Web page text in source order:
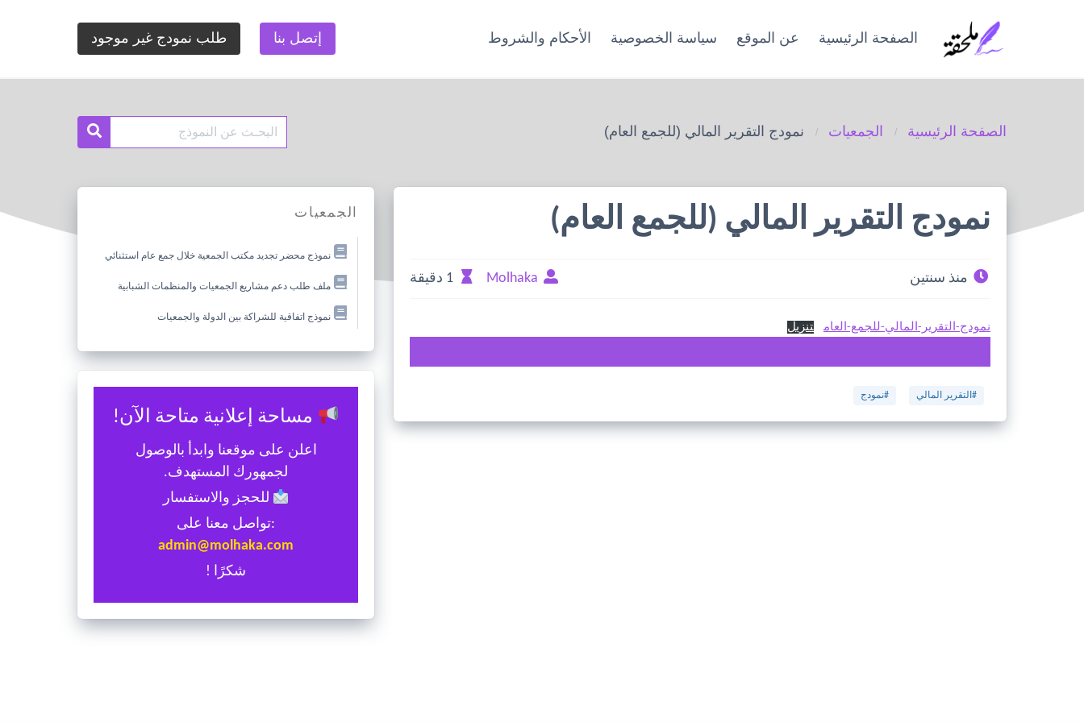
الصفحة الرئيسية عن الموقع سياسة الخصوصية الأحكام والشروط إتصل بنا طلب نمودج غير موجود
الصفحة الرئيسية الجمعيات نمودج التقرير المالي (للجمع العام)
Search
Search
الجمعيات
نموذج محضر تجديد مكتب الجمعية خلال جمع عام استثنائي
ملف طلب دعم مشاريع الجمعيات والمنظمات الشبابية
نموذج اتفاقية للشراكة بين الدولة والجمعيات
مساحة إعلانية متاحة الآن!
اعلن على موقعنا وابدأ بالوصول
لجمهورك المستهدف.
للحجز والاستفسار
:تواصل معنا على
admin@molhaka.com
شكرًا !
نمودج التقرير المالي (للجمع العام)
منذ سنتين Molhaka 1 دقيقة
نمودج-التقرير-المالي-للجمع-العام تنزيل
#التقرير المالي #نمودج